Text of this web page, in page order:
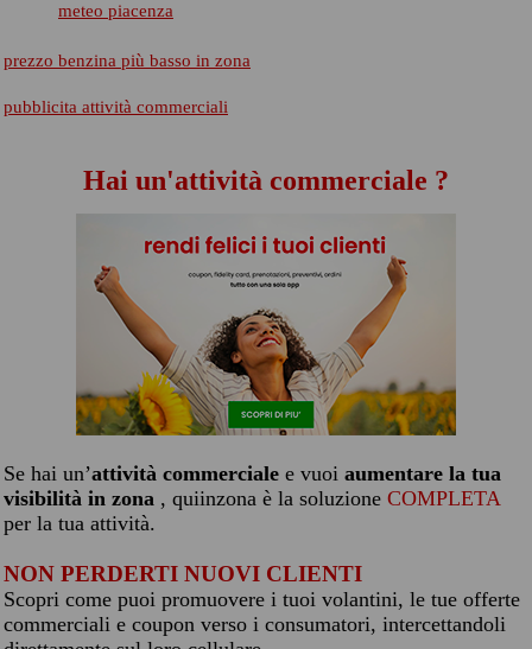
meteo piacenza
prezzo benzina più basso in zona
pubblicita attività commerciali
Hai un'attività commerciale ?
Se hai un’attività commerciale e vuoi aumentare la tua
visibilità in zona , quiinzona è la soluzione COMPLETA
per la tua attività.
NON PERDERTI NUOVI CLIENTI
Scopri come puoi promuovere i tuoi volantini, le tue offerte
commerciali e coupon verso i consumatori, intercettandoli